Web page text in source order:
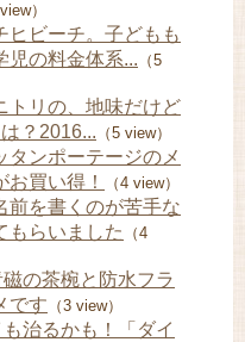
）
ヒビーチ。子どもも
児の料金体系... （5
トリの、地味だけど
？2016... （5 view）
タンポーテージのメ
買い得！
（4 view）
前を書くのが苦手な
もらいました
（4
磁の茶椀と防水フラ
です （3 view）
治るかも！「ダイ